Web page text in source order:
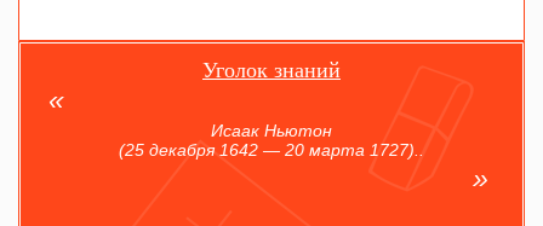
Уголок знаний
Исаак Ньютон
(25 декабря 1642 — 20 марта 1727)..